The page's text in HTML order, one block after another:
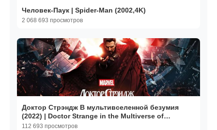
Человек-Паук | Spider-Man (2002,4K)
2 068 693 просмотров
Доктор Стрэндж В мультивселенной безумия
(2022) | Doctor Strange in the Multiverse of
Madness
112 693 просмотров